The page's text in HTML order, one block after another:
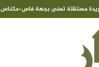
مستقلة تعنى بجهة فاس-مكناس